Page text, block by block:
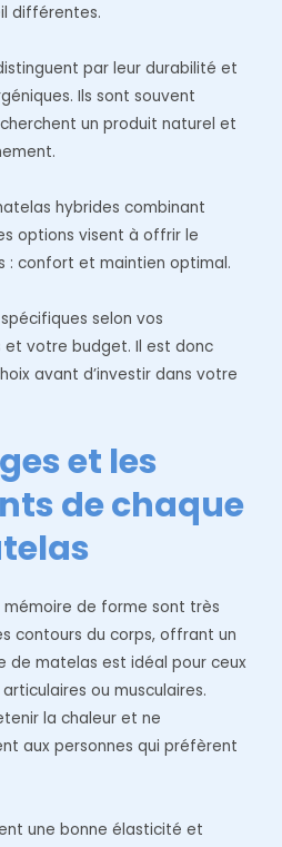
différentes.
par leur durabilité et
Ils sont souvent
un produit naturel et
hybrides combinant
options visent à offrir le
: confort et maintien optimal.
selon vos
et votre budget. Il est donc
avant d’investir dans votre
et les
de chaque
mémoire de forme sont très
contours du corps, offrant un
de matelas est idéal pour ceux
ou musculaires.
la chaleur et ne
aux personnes qui préfèrent
une bonne élasticité et